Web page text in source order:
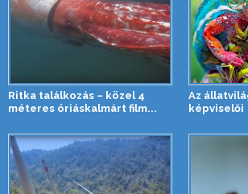
Ritka találkozás – közel 4
méteres óriáskalmárt film...
Az
képviselői